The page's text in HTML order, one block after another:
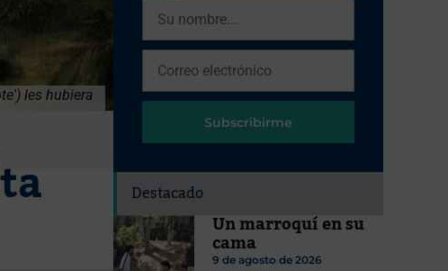
les hubiera
Subscribirme
Destacado
Un marroquí en su
cama
9 de agosto de 2026